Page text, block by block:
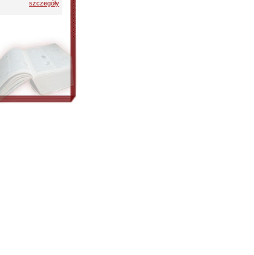
szczegóły